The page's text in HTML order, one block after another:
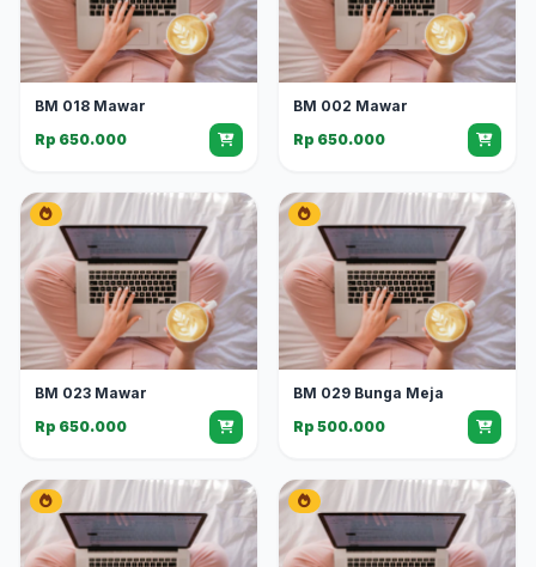
BM 018 Mawar
Rp 650.000
BM 002 Mawar
Rp 650.000
BM 023 Mawar
Rp 650.000
BM 029 Bunga Meja
Rp 500.000